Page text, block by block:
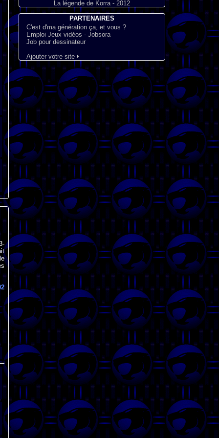
La légende de Korra - 2012
PARTENAIRES
C'est d'ma génération ça, et vous ?
Emploi Jeux vidéos - Jobsora
Job pour dessinateur
Ajouter votre site